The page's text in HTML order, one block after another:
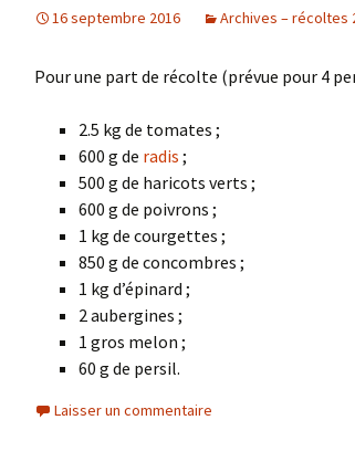
16 septembre 2016 Archives – récoltes
Pour une part de récolte (prévue pour 4
2.5 kg de tomates ;
600 g de radis ;
500 g de haricots verts ;
600 g de poivrons ;
1 kg de courgettes ;
850 g de concombres ;
1 kg d’épinard ;
2 aubergines ;
1 gros melon ;
60 g de persil.
Laisser un commentaire